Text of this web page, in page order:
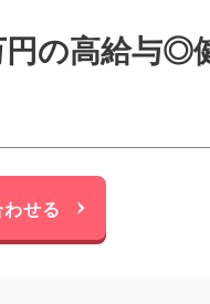
円の高給与◎
せる